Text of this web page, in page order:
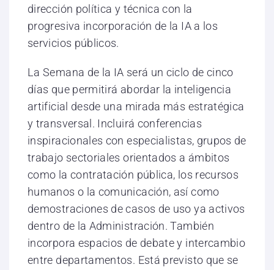
dirección política y técnica con la
progresiva incorporación de la IA a los
servicios públicos.
La Semana de la IA será un ciclo de cinco
días que permitirá abordar la inteligencia
artificial desde una mirada más estratégica
y transversal. Incluirá conferencias
inspiracionales con especialistas, grupos de
trabajo sectoriales orientados a ámbitos
como la contratación pública, los recursos
humanos o la comunicación, así como
demostraciones de casos de uso ya activos
dentro de la Administración. También
incorpora espacios de debate y intercambio
entre departamentos. Está previsto que se